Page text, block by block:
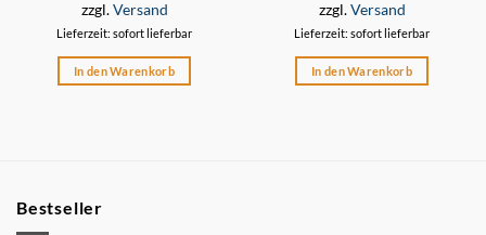
zzgl.Versand
Lieferzeit: sofort lieferbar
In den Warenkorb
zzgl.Versand
Lieferzeit: sofort lieferbar
In den Warenkorb
Bestseller